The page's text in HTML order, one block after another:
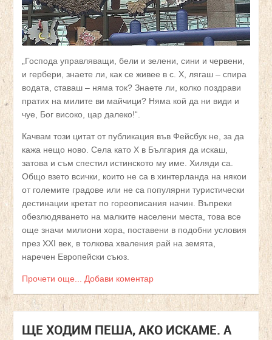
„Господа управляващи, бели и зелени, сини и червени,
и гербери, знаете ли, как се живее в с. Х, лягаш – спира
водата, ставаш – няма ток? Знаете ли, колко поздрави
пратих на милите ви майчици? Няма кой да ни види и
чуе, Бог високо, цар далеко!“.
Качвам този цитат от публикация във Фейсбук не, за да
кажа нещо ново. Села като Х в България да искаш,
затова и съм спестил истинското му име. Хиляди са.
Общо взето всички, които не са в хинтерланда на някои
от големите градове или не са популярни туристически
дестинации кретат по гореописания начин. Въпреки
обезлюдяването на малките населени места, това все
още значи милиони хора, поставени в подобни условия
през ХХI век, в толкова хваления рай на земята,
наречен Европейски съюз.
Прочети още... Добави коментар
ЩЕ ХОДИМ ПЕША, АКО ИСКАМЕ. А